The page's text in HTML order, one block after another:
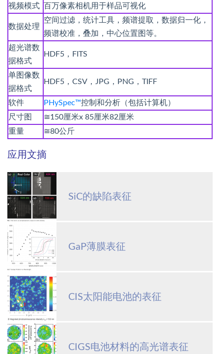
视频模式 百万像素相机用于样品可视化
数据处理
空间过滤，统计工具，频谱提取，数据归一化，
频谱校准，叠加，中心位置图等。
超光谱数
据格式
HDF5，FITS
单图像数
据格式
HDF5，CSV，JPG，PNG，TIFF
软件 PHySpec™控制和分析（包括计算机）
尺寸图
≅150厘米x 85厘米82厘米
重量
≅80公斤
应用文摘
SiC的缺陷表征
GaP薄膜表征
CIS太阳能电池的表征
CIGS电池材料的高光谱表征